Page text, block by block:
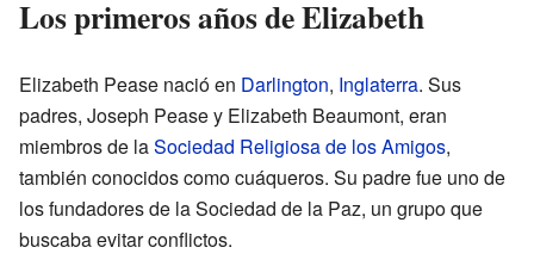
Los primeros años de Elizabeth
Elizabeth Pease nació en Darlington, Inglaterra. Sus
padres, Joseph Pease y Elizabeth Beaumont, eran
miembros de laSociedad Religiosa de los Amigos,
también conocidos como cuáqueros. Su padre fue uno de
los fundadores de la Sociedad de la Paz, un grupo que
buscaba evitar conflictos.